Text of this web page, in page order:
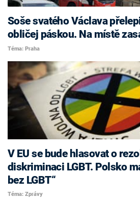
Soše svatého Václava
obličej páskou. Na místě
Téma: Praha
V EU se bude hlasovat o
diskriminaci LGBT. Polsko
bez LGBT“
Téma: Zprávy